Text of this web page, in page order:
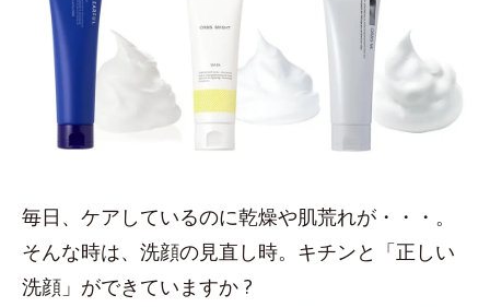
毎日、ケアしているのに乾燥や肌荒れが・・・。
そんな時は、洗顔の見直し時。キチンと「正しい
洗顔」ができていますか ?